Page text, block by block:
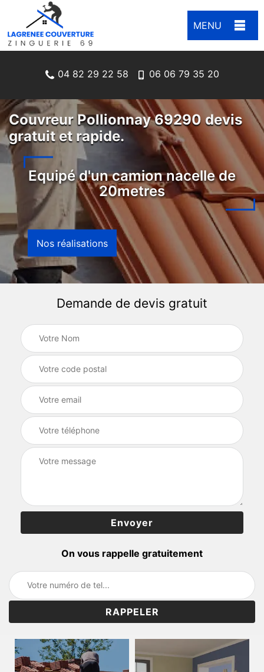
MENU
04 82 29 22 58 06 06 79 35 20
Couvreur Pollionnay 69290 devis
gratuit et rapide.
Equipé d'un camion nacelle de
20metres
Nos réalisations
Demande de devis gratuit
On vous rappelle gratuitement